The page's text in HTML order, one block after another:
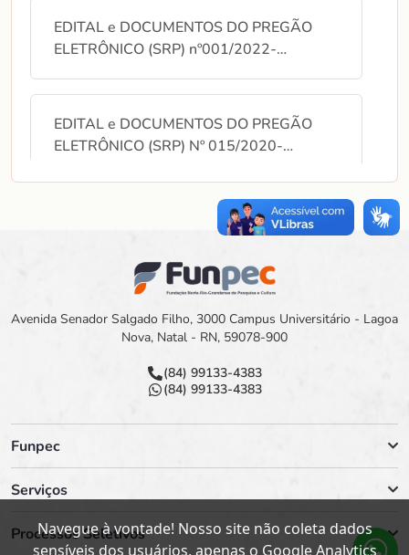
EDITAL e DOCUMENTOS DO PREGÃO
ELETRÔNICO (SRP) nº001/2022-
EDITAL e DOCUMENTOS DO PREGÃO
ELETRÔNICO (SRP) Nº 015/2020-
EDITAL e DOCUMENTOS DO PREGÃO
ELETRÔNICO nº 012/2020-FUNPEC
FUNPEC
de habilitação, Parecer e Ata da
Avenida Senador Salgado Filho, 3000 Campus Universitário - Lagoa
Nova, Natal - RN, 59078-900
(84) 99133-4383
(84) 99133-4383
Funpec
Serviços
Processos Seletivos
Navegue à vontade! Nosso site não coleta dados
sensíveis dos usuários, apenas o Google Analytics